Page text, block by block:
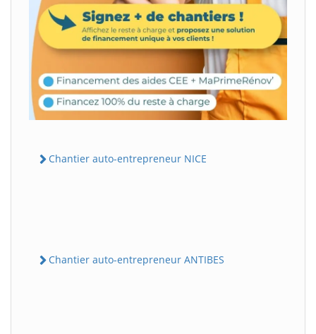
Chantier auto-entrepreneur NICE
Chantier auto-entrepreneur ANTIBES